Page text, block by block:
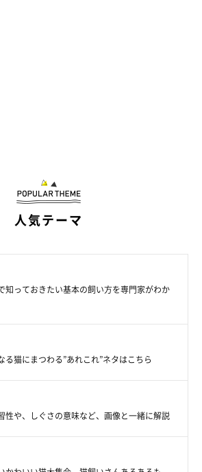
人気テーマ
知っておきたい基本の飼い方を専門家がわか
る猫にまつわる”あれこれ”ネタはこちら
性や、しぐさの意味など、画像と一緒に解説